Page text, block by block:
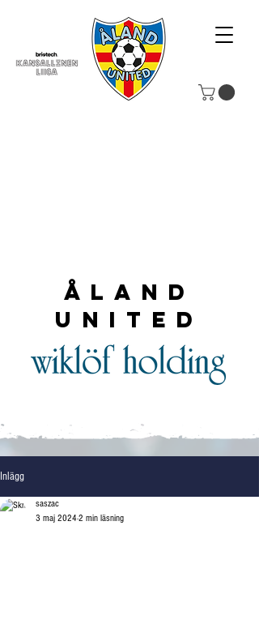
Åland
United
Inlägg
saszac
3 maj 2024 2 min läsning